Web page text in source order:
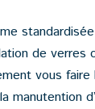
de verres
vous
manutention